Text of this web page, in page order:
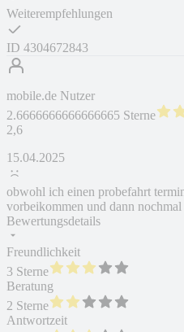
Weiterempfehlungen
ID 4304672843
mobile.de Nutzer
2.6666666666666665 Sterne
2,6
15.04.2025
obwohl ich einen probefahrt
vorbeikommen und dann
Bewertungsdetails
Freundlichkeit
3 Sterne
Beratung
2 Sterne
Antwortzeit